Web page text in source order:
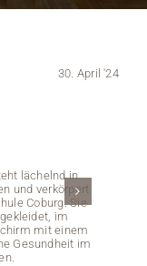
30. April '24
lächelnd in
und verkörpert
Coburg. Sie
im
mit einem
Gesundheit im